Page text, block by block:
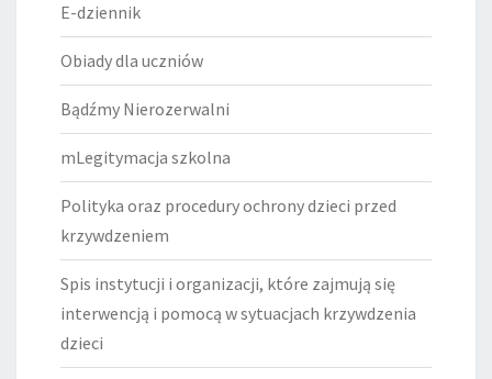
E-dziennik
Obiady dla uczniów
Bądźmy Nierozerwalni
mLegitymacja szkolna
Polityka oraz procedury ochrony dzieci przed
krzywdzeniem
Spis instytucji i organizacji, które zajmują się
interwencją i pomocą w sytuacjach krzywdzenia
dzieci